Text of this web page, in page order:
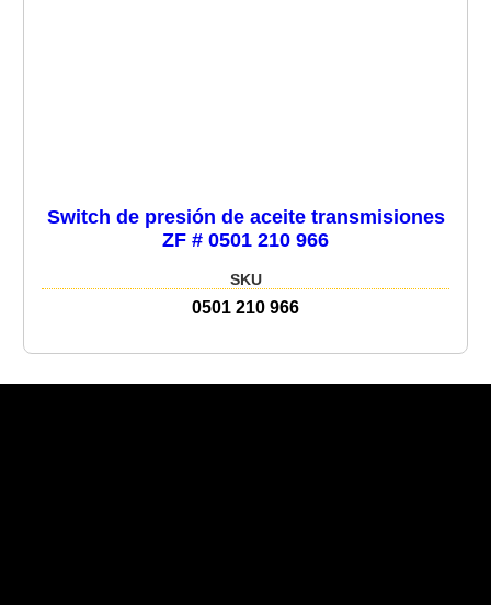
Switch de presión de aceite transmisiones
ZF # 0501 210 966
SKU
0501 210 966